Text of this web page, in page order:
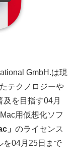
GmbH.は現
テクノロジーや
を目指す04月
用仮想化ソフ
」 のライセンス
を04月25日まで